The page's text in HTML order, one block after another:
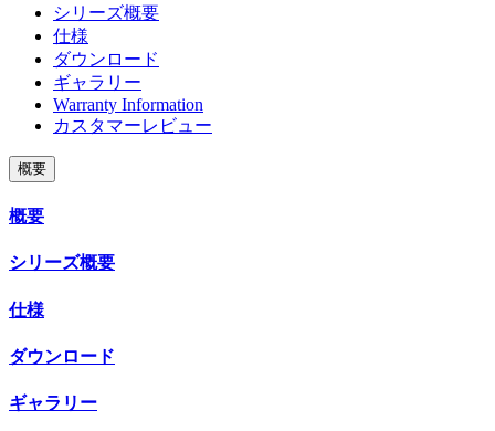
シリーズ概要
仕様
ダウンロード
ギャラリー
Warranty Information
カスタマーレビュー
概要
概要
シリーズ概要
仕様
ダウンロード
ギャラリー